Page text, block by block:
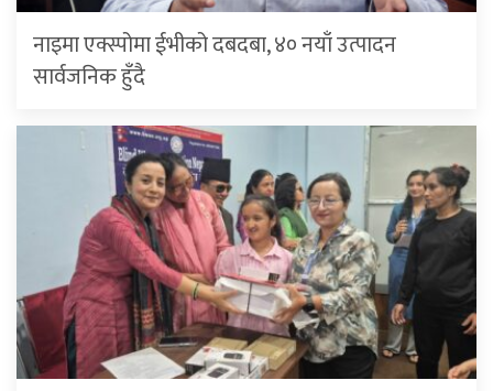
नाइमा एक्स्पोमा ईभीको दबदबा, ४० नयाँ उत्पादन
सार्वजनिक हुँदै